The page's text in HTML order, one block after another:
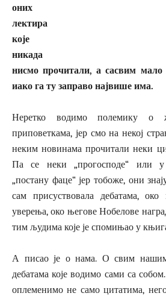
оних
лектира
које
никада
нисмо прочитали, а сасвим мало
иако га ту заправо највише има.
Неретко водимо полемику о
приповеткама, јер смо на некој
неким новинама прочитали неки
Па се неки „прогосподе“ или
„постану фаце“ јер тобоже, они
сам присуствовала дебатама,
уверења, око његове Нобелове
тим људима које је спомињао у
А писао је о нама. О свим
дебатама које водимо сами са
оплеменимо не само цитатима,